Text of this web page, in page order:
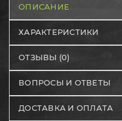
ОПИСАНИЕ
ХАРАКТЕРИСТИКИ
ОТЗЫВЫ (0)
ВОПРОСЫ И ОТВЕТЫ
ДОСТАВКА И ОПЛАТА